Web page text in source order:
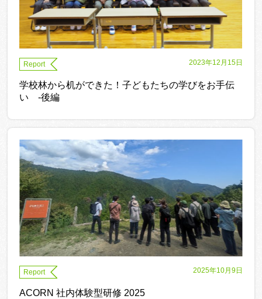
Report 2023年12月15日
学校林から机ができた！子どもたちの学びをお手伝
い -後編
Report 2025年10月9日
ACORN 社内体験型研修 2025